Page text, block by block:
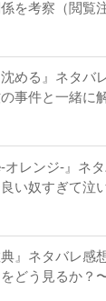
を考察（閲覧
める』ネタバ
事件と一緒に
オレンジ-』ネ
い奴すぎて泣
』ネタバレ感
どう見るか？